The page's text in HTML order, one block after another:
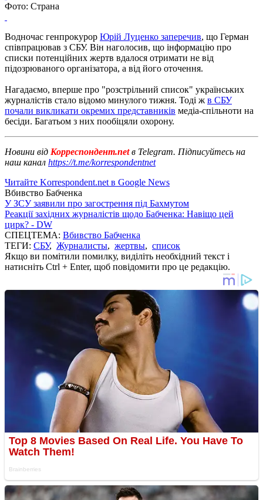
Фото: Страна
Водночас генпрокурор Юрій Луценко заперечив, що Герман
співпрацював з СБУ. Він наголосив, що інформацію про
списки потенційних жертв вдалося отримати не від
підозрюваного організатора, а від його оточення.
Нагадаємо, вперше про "розстрільний список" українських
журналістів стало відомо минулого тижня. Тоді ж в СБУ
почали викликати окремих представників медіа-спільноти на
бесіди. Багатьом з них пообіцяли охорону.
Новини від Корреспондент.netв Telegram. Підписуйтесь на
наш канал https://t.me/korrespondentnet
Читайте Korrespondent.net в Google News
Вбивство Бабченка
У ЗСУ заявили про загострення під Бахмутом
Реакції західних журналістів щодо Бабченка: Навіщо цей
цирк? - DW
СПЕЦТЕМА: Вбивство Бабченка
ТЕГИ: СБУ, Журналисты, жертвы, список
Якщо ви помітили помилку, виділіть необхідний текст і
натисніть Ctrl + Enter, щоб повідомити про це редакцію.